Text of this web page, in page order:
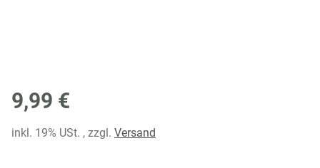
9,99 €
inkl. 19% USt. , zzgl. Versand